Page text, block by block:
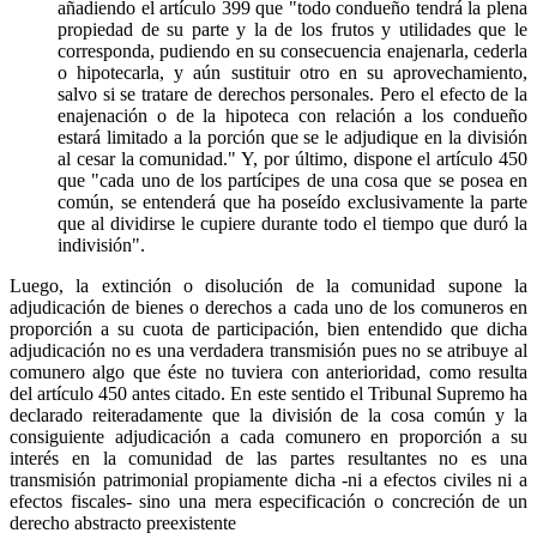
añadiendo el artículo 399 que "todo condueño tendrá la plena
propiedad de su parte y la de los frutos y utilidades que le
corresponda, pudiendo en su consecuencia enajenarla, cederla
o hipotecarla, y aún sustituir otro en su aprovechamiento,
salvo si se tratare de derechos personales. Pero el efecto de la
enajenación o de la hipoteca con relación a los condueño
estará limitado a la porción que se le adjudique en la división
al cesar la comunidad." Y, por último, dispone el artículo 450
que "cada uno de los partícipes de una cosa que se posea en
común, se entenderá que ha poseído exclusivamente la parte
que al dividirse le cupiere durante todo el tiempo que duró la
indivisión".
Luego, la extinción o disolución de la comunidad supone la
adjudicación de bienes o derechos a cada uno de los comuneros en
proporción a su cuota de participación, bien entendido que dicha
adjudicación no es una verdadera transmisión pues no se atribuye al
comunero algo que éste no tuviera con anterioridad, como resulta
del artículo 450 antes citado. En este sentido el Tribunal Supremo ha
declarado reiteradamente que la división de la cosa común y la
consiguiente adjudicación a cada comunero en proporción a su
interés en la comunidad de las partes resultantes no es una
transmisión patrimonial propiamente dicha -ni a efectos civiles ni a
efectos fiscales- sino una mera especificación o concreción de un
derecho abstracto preexistente